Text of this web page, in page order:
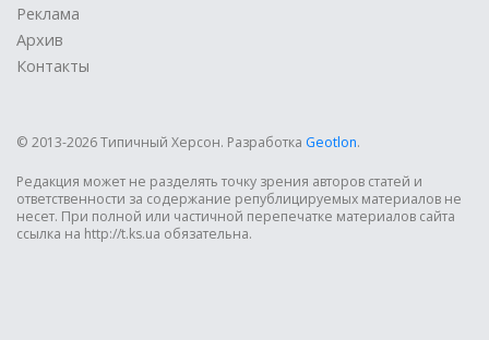
Реклама
Архив
Контакты
© 2013-2026 Типичный Херсон. Разработка Geotlon.
Редакция может не разделять точку зрения авторов статей и
ответственности за содержание републицируемых материалов не
несет. При полной или частичной перепечатке материалов сайта
ссылка на http://t.ks.ua обязательна.